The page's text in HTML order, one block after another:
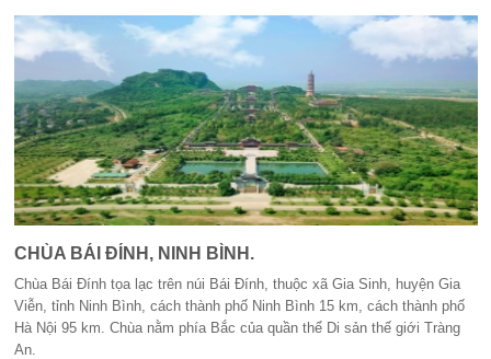
một vị cao tăng tên là Nguyễn Lữ, hiệu Bình An, quê ở làng Bối Khê,
huyện Thanh Oai, tỉnh Hà Tây (Hà Nội ngày nay), được người đời gọi là
đức Thánh Bối. Sách Lĩnh Nam chích quái ghi sự tích đức Thánh Bối có
nhiều phép mầu thần thông. Bia Bối Động Thánh tích bi ký ở chùa Bối
Khê cũng ghi những phép lạ của ngài khi xây chùa Trăm Gian: “Bấy giờ
thợ thuyền có hơn trăm người, mà cơm chỉ thổi một niêu nhỏ. Ngài
quay về Bối Khê lấy muối, một lát sau là quay lại ngay. Đến khi dọn
mâm ra, bỗng nhiên hóa thành mâm cơm thịnh soạn. Ngày cất nóc, ngài
đi guốc gỗ bước trên xà ngang xem nom. Năm ngài 95 tuổi, khi ấy vào
ngày rằm tháng Chạp, ngài bước vào trong khám ngồi yên, rồi bảo các
CHÙA BÁI ĐÍNH, NINH BÌNH.
Chùa Bái Đính tọa lạc trên núi Bái Đính, thuộc xã Gia Sinh, huyện Gia
Viễn, tỉnh Ninh Bình, cách thành phố Ninh Bình 15 km, cách thành phố
Hà Nội 95 km. Chùa nằm phía Bắc của quần thể Di sản thế giới Tràng
An.